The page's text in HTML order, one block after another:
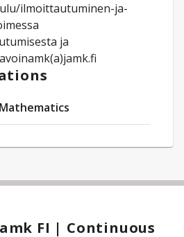
ilmoittautuminen-ja-
ja
FI | Continuous